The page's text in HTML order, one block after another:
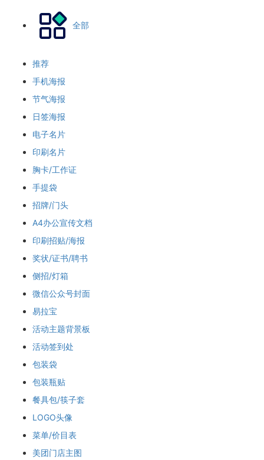
全部
推荐
手机海报
节气海报
日签海报
电子名片
印刷名片
胸卡/工作证
手提袋
招牌/门头
A4办公宣传文档
印刷招贴/海报
奖状/证书/聘书
侧招/灯箱
微信公众号封面
易拉宝
活动主题背景板
活动签到处
包装袋
包装瓶贴
餐具包/筷子套
LOGO头像
菜单/价目表
美团门店主图